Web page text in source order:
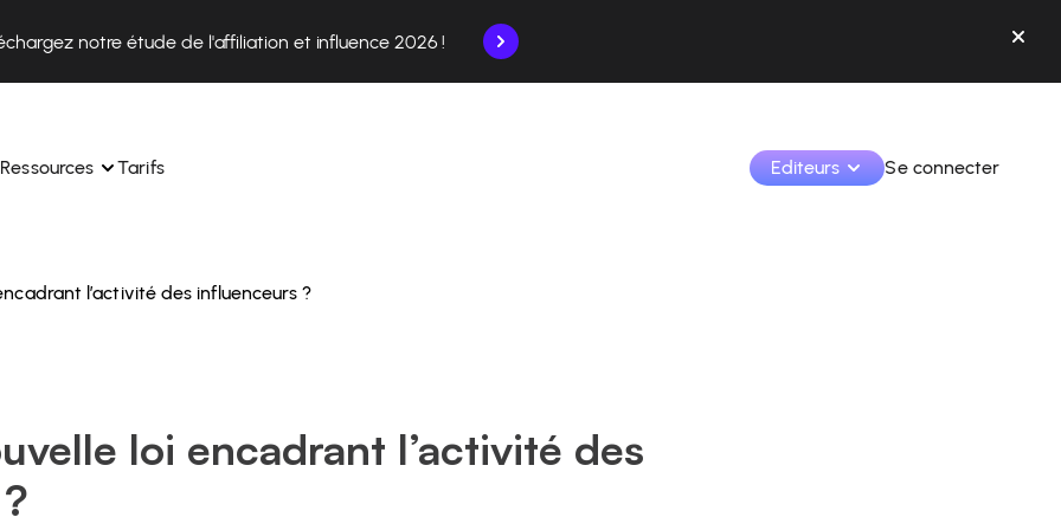
notre étude de l'affiliation et influence 2026 !
de vos affiliés en toute
Ressources
Suivez nos conseils, actus et tendances du secteur.
Tarifs Editeurs Se connecter
l’activité des influenceurs ?
loi encadrant l’activité des